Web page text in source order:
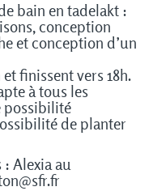
bain en tadelakt :
conception
et conception d’un
finissent vers 18h.
à tous les
possibilité
de planter
: Alexia au